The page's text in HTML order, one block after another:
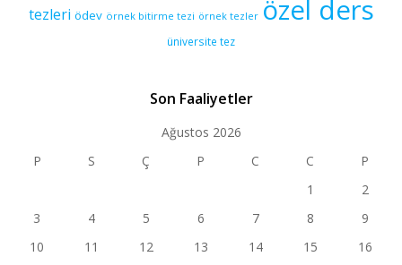
tezleri ödev örnek bitirme tezi örnek tezler özel ders
üniversite tez
Son Faaliyetler
Ağustos 2026
P
S Ç P C C
P
1
2
3
4 5 6 7 8
9
10
11 12 13 14 15 16